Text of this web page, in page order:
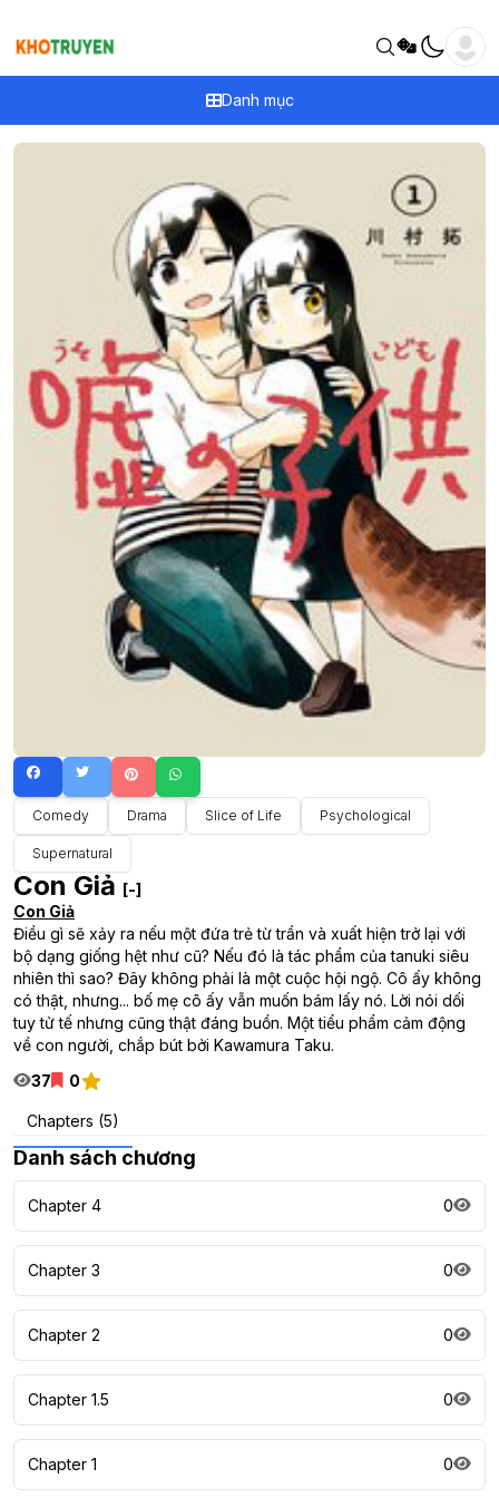
Danh mục
Comedy Drama Slice of Life Psychological
Supernatural
Con Giả [-]
Con Giả
Điều gì sẽ xảy ra nếu một đứa trẻ từ trần và xuất hiện trở lại với
bộ dạng giống hệt như cũ? Nếu đó là tác phẩm của tanuki siêu
nhiên thì sao? Đây không phải là một cuộc hội ngộ. Cô ấy không
có thật, nhưng... bố mẹ cô ấy vẫn muốn bám lấy nó. Lời nói dối
tuy tử tế nhưng cũng thật đáng buồn. Một tiểu phẩm cảm động
về con người, chắp bút bởi Kawamura Taku.
37
0
Chapters (5)
Danh sách chương
Chapter 4 0
Chapter 3 0
Chapter 2 0
Chapter 1.5 0
Chapter 1 0